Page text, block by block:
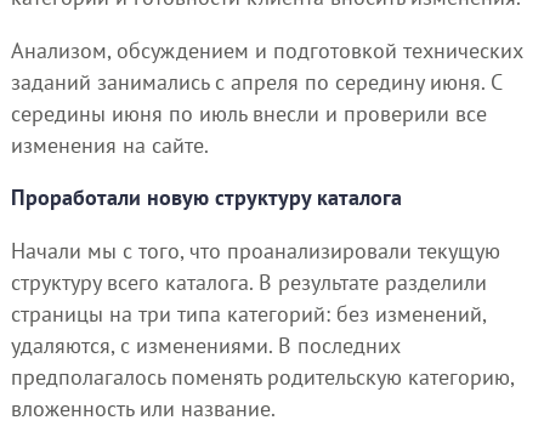
Анализом, обсуждением и подготовкой технических
заданий занимались с апреля по середину июня. С
середины июня по июль внесли и проверили все
изменения на сайте.
Проработали новую структуру каталога
Начали мы с того, что проанализировали текущую
структуру всего каталога. В результате разделили
страницы на три типа категорий: без изменений,
удаляются, с изменениями. В последних
предполагалось поменять родительскую категорию,
вложенность или название.